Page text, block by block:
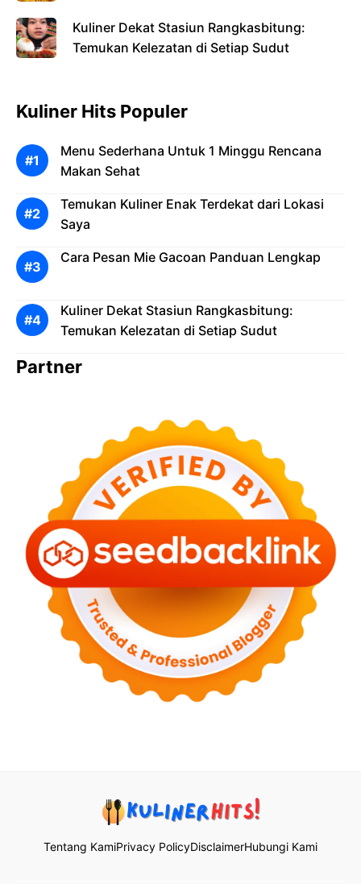
Kuliner Dekat Stasiun Rangkasbitung:
Temukan Kelezatan di Setiap Sudut
Kuliner Hits Populer
Menu Sederhana Untuk 1 Minggu Rencana
Makan Sehat
Temukan Kuliner Enak Terdekat dari Lokasi
Saya
Cara Pesan Mie Gacoan Panduan Lengkap
Kuliner Dekat Stasiun Rangkasbitung:
Temukan Kelezatan di Setiap Sudut
Partner
Tentang KamiPrivacy PolicyDisclaimerHubungi Kami